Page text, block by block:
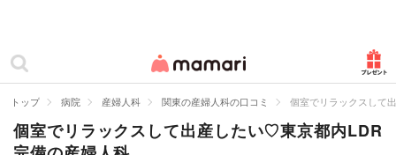
ママリ
カテゴリー一覧
妊娠
トップ 病院 産婦人科 関東の産婦人科の口コミ 個室でリラックスして
個室でリラックスして出産したい♡東京都内LDR